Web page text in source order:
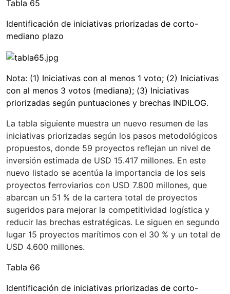
Tabla 65
Identificación de iniciativas priorizadas de corto-
mediano plazo
Nota: (1) Iniciativas con al menos 1 voto; (2) Iniciativas
con al menos 3 votos (mediana); (3) Iniciativas
priorizadas según puntuaciones y brechas INDILOG.
La tabla siguiente muestra un nuevo resumen de las
iniciativas priorizadas según los pasos metodológicos
propuestos, donde 59 proyectos reflejan un nivel de
inversión estimada de USD 15.417 millones. En este
nuevo listado se acentúa la importancia de los seis
proyectos ferroviarios con USD 7.800 millones, que
abarcan un 51 % de la cartera total de proyectos
sugeridos para mejorar la competitividad logística y
reducir las brechas estratégicas. Le siguen en segundo
lugar 15 proyectos marítimos con el 30 % y un total de
USD 4.600 millones.
Tabla 66
Identificación de iniciativas priorizadas de corto-